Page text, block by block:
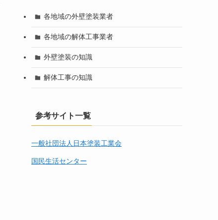
各地域の外壁塗装業者
各地域の解体工事業者
外壁塗装の知識
解体工事の知識
参考サイト一覧
一般社団法人日本塗装工業会
国民生活センター